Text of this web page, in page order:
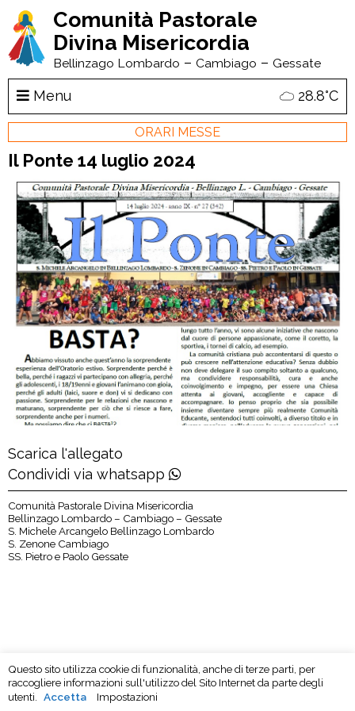
Comunità Pastorale
Divina Misericordia
Bellinzago Lombardo – Cambiago – Gessate
Menu 28.8°C
ORARI MESSE
Il Ponte 14 luglio 2024
Scarica l'allegato
Condividi via whatsapp
Comunità Pastorale Divina Misericordia
Bellinzago Lombardo – Cambiago – Gessate
S. Michele Arcangelo Bellinzago Lombardo
S. Zenone Cambiago
SS. Pietro e Paolo Gessate
Questo sito utilizza cookie di funzionalità, anche di terze parti, per
raccogliere informazioni sull'utilizzo del Sito Internet da parte degli
utenti.
Accetta Impostazioni